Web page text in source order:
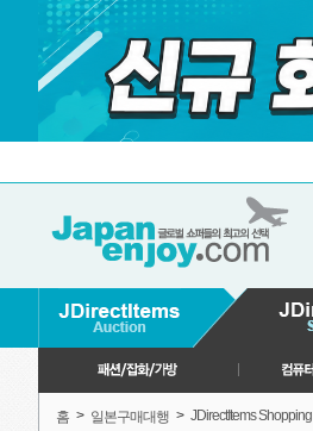
홈 > 일본구매대행 > JDirectItems Shopping